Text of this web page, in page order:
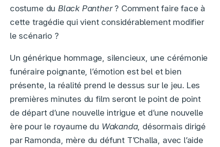
costume du Black Panther? Comment faire face à
cette tragédie qui vient considérablement modifier
le scénario ?
Un générique hommage, silencieux, une cérémonie
funéraire poignante, l’émotion est bel et bien
présente, la réalité prend le dessus sur le jeu. Les
premières minutes du film seront le point de point
de départ d’une nouvelle intrigue et d’une nouvelle
ère pour le royaume du Wakanda, désormais dirigé
par Ramonda, mère du défunt T’Challa, avec l’aide